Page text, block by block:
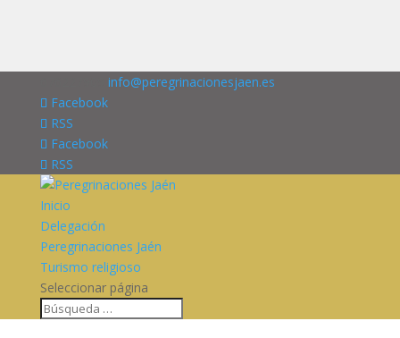
info@peregrinacionesjaen.es
Facebook
RSS
Facebook
RSS
Inicio
Delegación
Peregrinaciones Jaén
Turismo religioso
Seleccionar página